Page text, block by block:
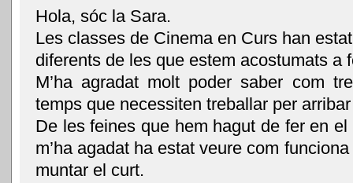
Hola, sóc la Sara.
Les classes de Cinema en Curs han
diferents de les que estem acostumats a
M’ha agradat molt poder saber com
temps que necessiten treballar per
De les feines que hem hagut de fer en
m’ha agadat ha estat veure com
muntar el curt.